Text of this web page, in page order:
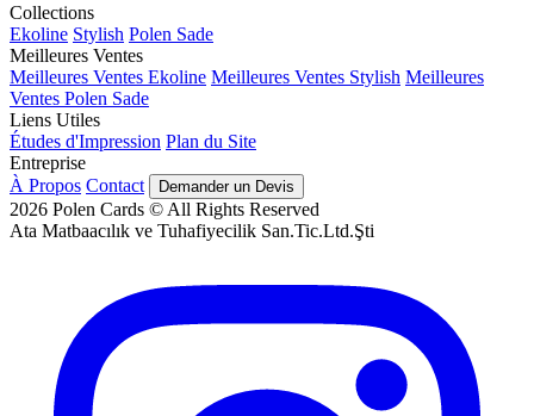
Collections
Ekoline Stylish Polen Sade
Meilleures Ventes
Meilleures Ventes Ekoline Meilleures Ventes Stylish Meilleures
Ventes Polen Sade
Liens Utiles
Études d'Impression Plan du Site
Entreprise
À Propos Contact Demander un Devis
2026 Polen Cards © All Rights Reserved
Ata Matbaacılık ve Tuhafiyecilik San.Tic.Ltd.Şti